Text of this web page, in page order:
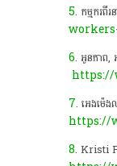
5. កម្មករពី
6. អូនភាព,
7. អេងម៉េង
https://
8. Kristi